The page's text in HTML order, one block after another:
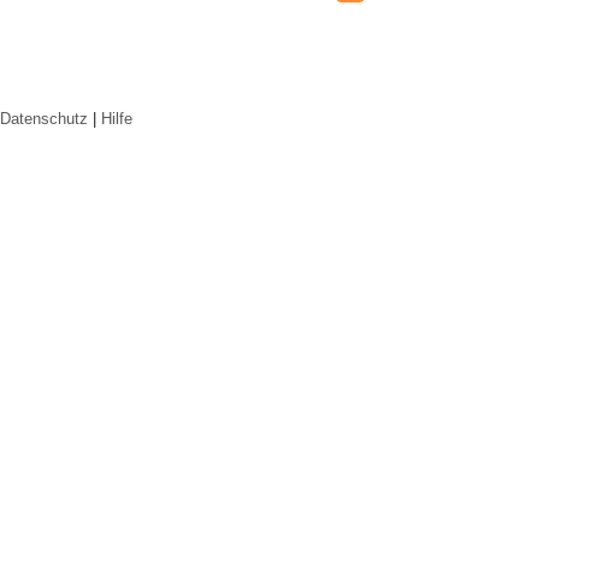
Datenschutz | Hilfe